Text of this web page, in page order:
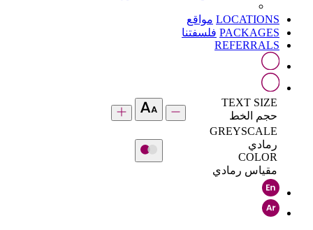
LOCATIONS مواقع
PACKAGES فلسفتنا
REFERRALS
TEXT SIZE
حجم الخط
GREYSCALE
رمادي
COLOR
مقياس رمادي